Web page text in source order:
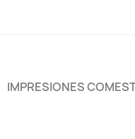
IMPRESIONES